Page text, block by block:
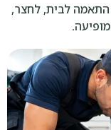
התאמה לבית, לחצר,